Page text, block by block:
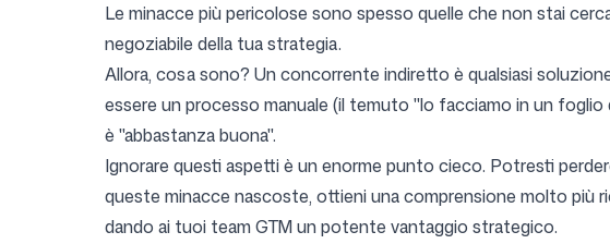
Le minacce più pericolose sono spesso quelle che non stai
negoziabile della tua strategia.
Allora, cosa sono? Un concorrente indiretto è qualsiasi
essere un processo manuale (il temuto "lo facciamo in un
è "abbastanza buona".
Ignorare questi aspetti è un enorme punto cieco. Potresti
queste minacce nascoste, ottieni una comprensione molto più
dando ai tuoi team GTM un potente vantaggio strategico.